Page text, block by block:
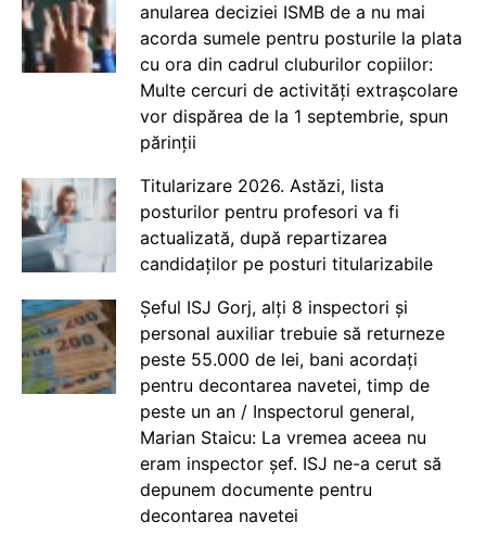
anularea deciziei ISMB de a nu mai
acorda sumele pentru posturile la plata
cu ora din cadrul cluburilor copiilor:
Multe cercuri de activități extrașcolare
vor dispărea de la 1 septembrie, spun
părinții
Titularizare 2026. Astăzi, lista
posturilor pentru profesori va fi
actualizată, după repartizarea
candidaților pe posturi titularizabile
Șeful ISJ Gorj, alți 8 inspectori și
personal auxiliar trebuie să returneze
peste 55.000 de lei, bani acordați
pentru decontarea navetei, timp de
peste un an / Inspectorul general,
Marian Staicu: La vremea aceea nu
eram inspector șef. ISJ ne-a cerut să
depunem documente pentru
decontarea navetei